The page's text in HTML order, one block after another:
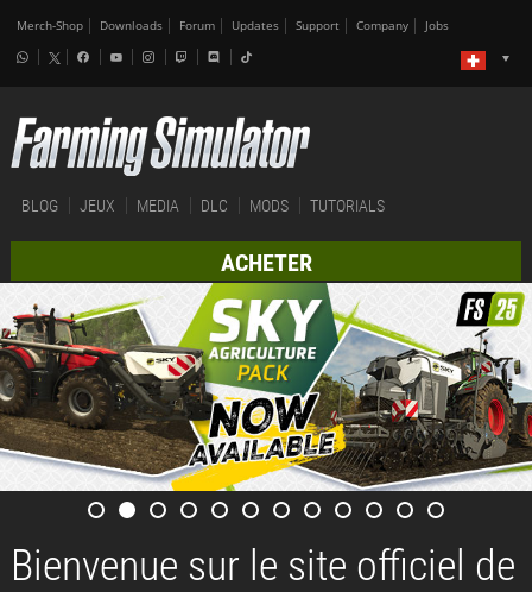
Merch-Shop Downloads Forum Updates Support Company Jobs
BLOG JEUX MEDIA DLC MODS TUTORIALS
ACHETER
Bienvenue sur le site officiel de